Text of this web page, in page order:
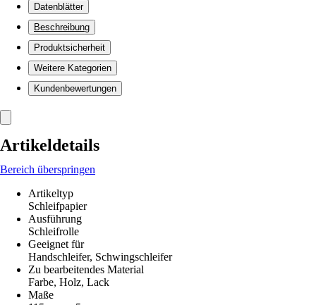
Datenblätter
Beschreibung
Produktsicherheit
Weitere Kategorien
Kundenbewertungen
Artikeldetails
Bereich überspringen
Artikeltyp
Schleifpapier
Ausführung
Schleifrolle
Geeignet für
Handschleifer, Schwingschleifer
Zu bearbeitendes Material
Farbe, Holz, Lack
Maße